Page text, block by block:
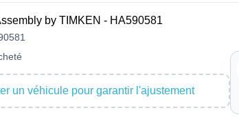
by TIMKEN - HA590581
un véhicule pour garantir l'ajustement